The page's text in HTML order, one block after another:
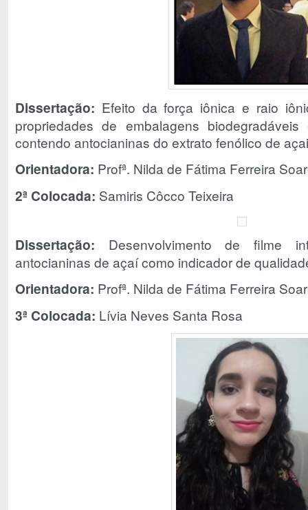
Dissertação: Efeito da força iônica e raio
propriedades de embalagens
contendo antocianinas do extrato fenólico de
Orientadora: Profª. Nilda de Fátima Ferreira
2ª Colocada: Samiris Côcco Teixeira
Dissertação: Desenvolvimento de filme
antocianinas de açaí como indicador de
Orientadora: Profª. Nilda de Fátima Ferreira
3ª Colocada: Lívia Neves Santa Rosa